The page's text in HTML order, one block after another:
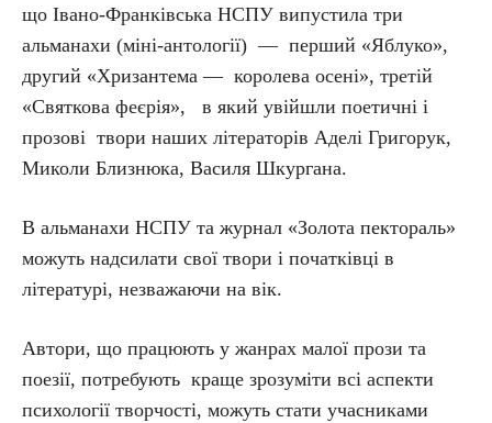
що Івано-Франківська НСПУ випустила три
альманахи (міні-антології) — перший «Яблуко»,
другий «Хризантема — королева осені», третій
«Святкова феєрія», в який увійшли поетичні і
прозові твори наших літераторів Аделі Григорук,
Миколи Близнюка, Василя Шкургана.
В альманахи НСПУ та журнал «Золота пектораль»
можуть надсилати свої твори і початківці в
літературі, незважаючи на вік.
Автори, що працюють у жанрах малої прози та
поезії, потребують краще зрозуміти всі аспекти
психології творчості, можуть стати учасниками